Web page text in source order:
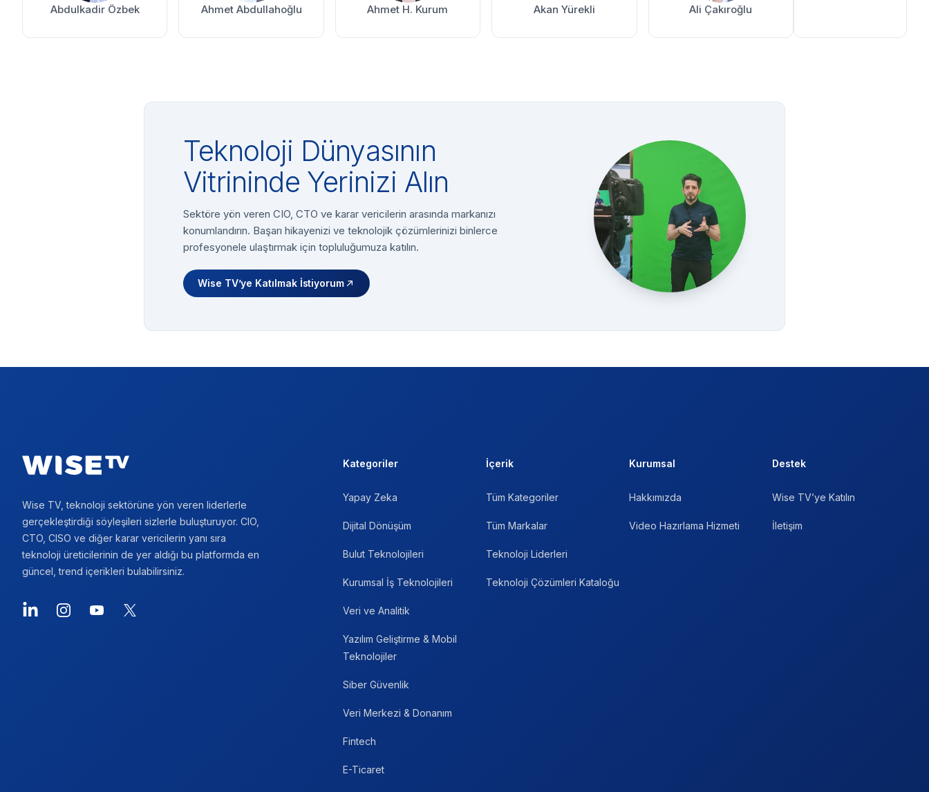
Abdulkadir Özbek Ahmet Abdullahoğlu Ahmet H. Kurum Akan Yürekli Ali Çakıroğlu
Teknoloji Dünyasının
Vitrininde Yerinizi Alın
Sektöre yön veren CIO, CTO ve karar vericilerin arasında markanızı
konumlandırın. Başarı hikayenizi ve teknolojik çözümlerinizi binlerce
profesyonele ulaştırmak için topluluğumuza katılın.
Wise TV’ye Katılmak İstiyorum
Wise TV, teknoloji sektörüne yön veren liderlerle
gerçekleştirdiği söyleşileri sizlerle buluşturuyor. CIO,
CTO, CISO ve diğer karar vericilerin yanı sıra
teknoloji üreticilerinin de yer aldığı bu platformda en
güncel, trend içerikleri bulabilirsiniz.
LinkedInInstagramYouTube
X
Kategoriler
Yapay Zeka
Dijital Dönüşüm
Bulut Teknolojileri
Kurumsal İş Teknolojileri
Veri ve Analitik
Yazılım Geliştirme & Mobil
Teknolojiler
Siber Güvenlik
Veri Merkezi & Donanım
Fintech
E-Ticaret
İçerik
Tüm Kategoriler
Tüm Markalar
Teknoloji Liderleri
Teknoloji Çözümleri Kataloğu
Kurumsal
Hakkımızda
Video Hazırlama Hizmeti
Destek
Wise TV’ye Katılın
İletişim